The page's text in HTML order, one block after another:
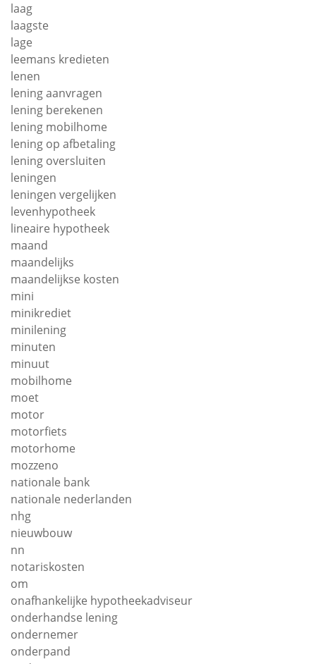
laag
laagste
lage
leemans kredieten
lenen
lening aanvragen
lening berekenen
lening mobilhome
lening op afbetaling
lening oversluiten
leningen
leningen vergelijken
levenhypotheek
lineaire hypotheek
maand
maandelijks
maandelijkse kosten
mini
minikrediet
minilening
minuten
minuut
mobilhome
moet
motor
motorfiets
motorhome
mozzeno
nationale bank
nationale nederlanden
nhg
nieuwbouw
nn
notariskosten
om
onafhankelijke hypotheekadviseur
onderhandse lening
ondernemer
onderpand